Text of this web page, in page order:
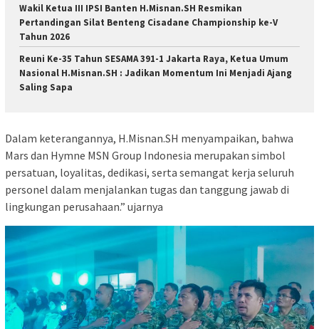
Wakil Ketua III IPSI Banten H.Misnan.SH Resmikan
Pertandingan Silat Benteng Cisadane Championship ke-V
Tahun 2026
Reuni Ke-35 Tahun SESAMA 391-1 Jakarta Raya, Ketua Umum
Nasional H.Misnan.SH : Jadikan Momentum Ini Menjadi Ajang
Saling Sapa
Dalam keterangannya, H.Misnan.SH menyampaikan, bahwa
Mars dan Hymne MSN Group Indonesia merupakan simbol
persatuan, loyalitas, dedikasi, serta semangat kerja seluruh
personel dalam menjalankan tugas dan tanggung jawab di
lingkungan perusahaan.” ujarnya